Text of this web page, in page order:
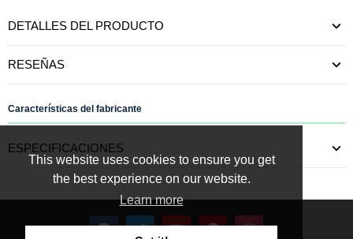
This website uses cookies to ensure you get
the best experience on our website.
Learn more
DETALLES DEL PRODUCTO
RESEÑAS
Características del fabricante
ESPECIFICACIONES